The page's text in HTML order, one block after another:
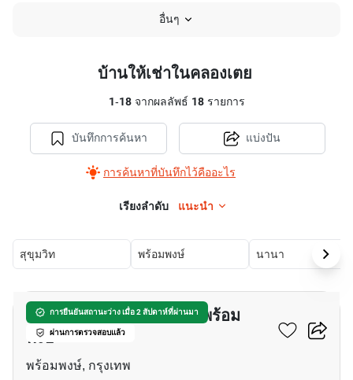
อื่นๆ
บ้านให้เช่าในคลองเตย
1-18จากผลลัพธ์ 18รายการ
บันทึกการค้นหา
การค้นหาที่บันทึกไว้คืออะไร
แบ่งปัน
เรียงลำดับ แนะนำ
สุขุมวิท พร้อมพงษ์ นานา
การยืนยันสถานะว่าง เมื่อ 2 สัปดาห์ที่ผ่านมา
ผ่านการตรวจสอบแล้ว
บ้าน 3-ห้องนอน ใกล้ BTS พร้อม
พงษ์
พร้อมพงษ์, กรุงเทพ